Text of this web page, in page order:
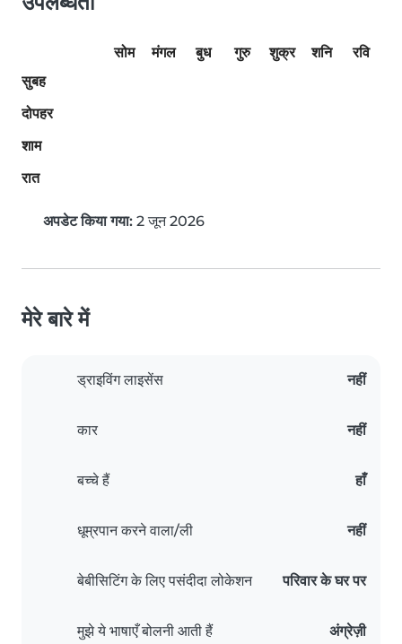
सोम मंगल बुध गुरु शुक्र शनि
रवि
सुबह
दोपहर
शाम
रात
अपडेट किया गया: 2 जून 2026
मेरे बारे में
ड्राइविंग लाइसेंस नहीं
कार नहीं
बच्चे हैं हाँ
धूम्रपान करने वाला/ली नहीं
बेबीसिटिंग के लिए पसंदीदा लोकेशन परिवार के घर पर
मुझे ये भाषाएँ बोलनी आती हैं अंग्रेज़ी